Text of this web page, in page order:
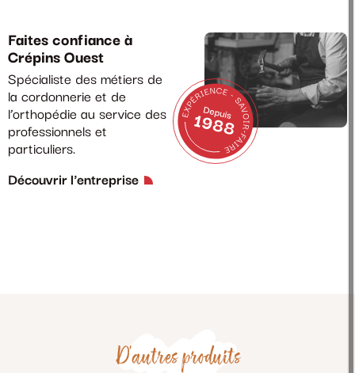
Faites confiance à
Crépins Ouest
Spécialiste des métiers de
la cordonnerie et de
l’orthopédie au service des
professionnels et
particuliers.
Découvrir l'entreprise
D'autres produits